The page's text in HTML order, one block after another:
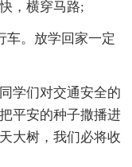
，横穿马路;
车。放学回家一定
学们对交通安全的
平安的种子撒播进
大树，我们必将收